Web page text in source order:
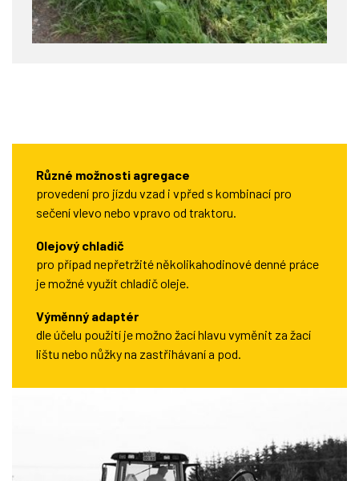
Různé možnosti agregace
provedení pro jízdu vzad i vpřed s kombinací pro
sečení vlevo nebo vpravo od traktoru.
Olejový chladič
pro případ nepřetržité několikahodinové denné práce
je možné využít chladič oleje.
Výměnný adaptér
dle účelu použití je možno žací hlavu vyměnit za žací
lištu nebo nůžky na zastřihávaní a pod.